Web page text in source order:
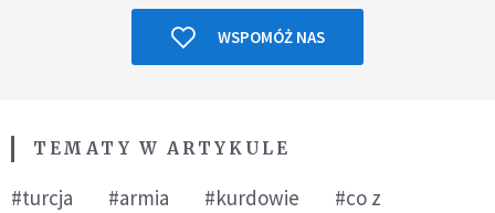
WSPOMÓŻ NAS
TEMATY W ARTYKULE
#turcja #armia #kurdowie
#co z